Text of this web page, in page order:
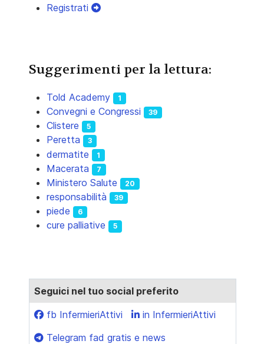
Registrati
Suggerimenti per la lettura:
Told Academy 1
Convegni e Congressi 39
Clistere 5
Peretta 3
dermatite 1
Macerata 7
Ministero Salute 20
responsabilità 39
piede 6
cure palliative 5
Seguici nel tuo social preferito
fb InfermieriAttivi
in InfermieriAttivi
Telegram fad gratis e news